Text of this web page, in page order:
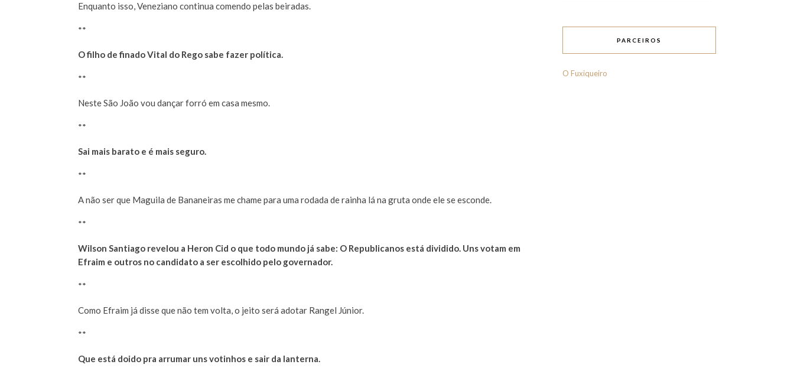
Enquanto isso, Veneziano continua comendo pelas beiradas.
**
O filho de finado Vital do Rego sabe fazer política.
**
Neste São João vou dançar forró em casa mesmo.
**
Sai mais barato e é mais seguro.
**
A não ser que Maguila de Bananeiras me chame para uma rodada de rainha lá na gruta onde ele se esconde.
**
Wilson Santiago revelou a Heron Cid o que todo mundo já sabe: O Republicanos está dividido. Uns votam em
Efraim e outros no candidato a ser escolhido pelo governador.
**
Como Efraim já disse que não tem volta, o jeito será adotar Rangel Júnior.
**
Que está doido pra arrumar uns votinhos e sair da lanterna.
PARCEIROS
O Fuxiqueiro